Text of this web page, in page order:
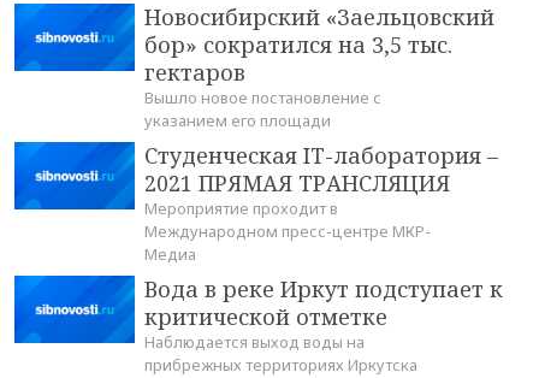
Новосибирский «Заельцовский
бор» сократился на 3,5 тыс.
гектаров
Вышло новое постановление с
указанием его площади
Студенческая IT-лаборатория –
2021 ПРЯМАЯ ТРАНСЛЯЦИЯ
Мероприятие проходит в
Международном пресс-центре МКР-
Медиа
Вода в реке Иркут подступает к
критической отметке
Наблюдается выход воды на
прибрежных территориях Иркутска